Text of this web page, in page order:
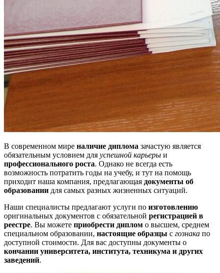
В современном мире наличие диплома зачастую является
обязательным условием для успешной карьеры и
профессионального роста. Однако не всегда есть
возможность потратить годы на учебу, и тут на помощь
приходит наша компания, предлагающая документы об
образовании для самых разных жизненных ситуаций.
Наши специалисты предлагают услуги по изготовлению
оригинальных документов с обязательной регистрацией в
реестре. Вы можете приобрести диплом о высшем, среднем
специальном образовании, настоящие образцы с гознака по
доступной стоимости. Для вас доступны документы о
кончании университета, института, техникума и других
заведений.